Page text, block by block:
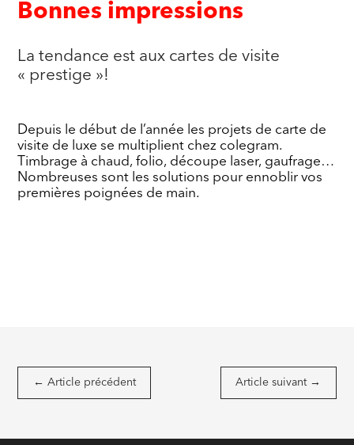
Bonnes impressions
La tendance est aux cartes de visite
« prestige »!
Depuis le début de l’année les projets de carte de
visite de luxe se multiplient chez colegram.
Timbrage à chaud, folio, découpe laser, gaufrage…
Nombreuses sont les solutions pour ennoblir vos
premières poignées de main.
← Article précédent Article suivant→